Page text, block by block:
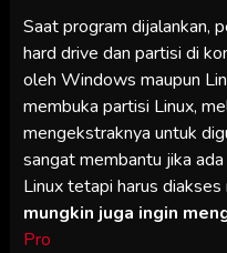
Saat program dijalankan,
hard drive dan partisi di
oleh Windows maupun
membuka partisi Linux,
mengekstraknya untuk
sangat membantu jika
Linux tetapi harus
mungkin juga ingin
Pro